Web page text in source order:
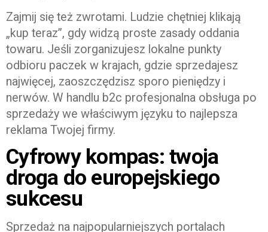
Zajmij się też zwrotami. Ludzie chętniej klikają
„kup teraz”, gdy widzą proste zasady oddania
towaru. Jeśli zorganizujesz lokalne punkty
odbioru paczek w krajach, gdzie sprzedajesz
najwięcej, zaoszczędzisz sporo pieniędzy i
nerwów. W handlu b2c profesjonalna obsługa po
sprzedaży we właściwym języku to najlepsza
reklama Twojej firmy.
Cyfrowy kompas: twoja
droga do europejskiego
sukcesu
Sprzedaż na najpopularniejszych portalach